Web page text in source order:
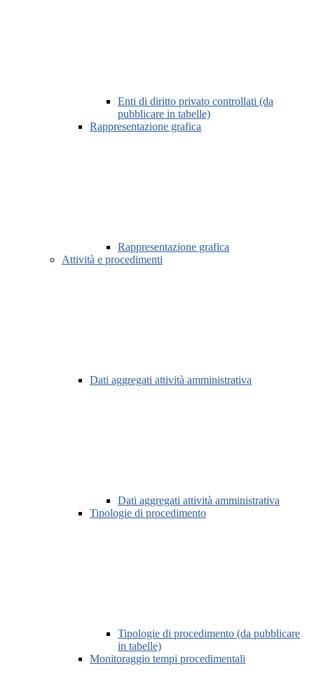
Enti di diritto privato controllati (da
pubblicare in tabelle)
Rappresentazione grafica
Rappresentazione grafica
Attività e procedimenti
Dati aggregati attività amministrativa
Dati aggregati attività amministrativa
Tipologie di procedimento
Tipologie di procedimento (da pubblicare
in tabelle)
Monitoraggio tempi procedimentali